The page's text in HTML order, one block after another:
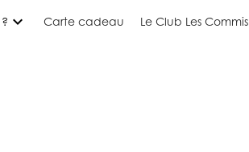
expand_more Carte cadeau Le Club Les Commis